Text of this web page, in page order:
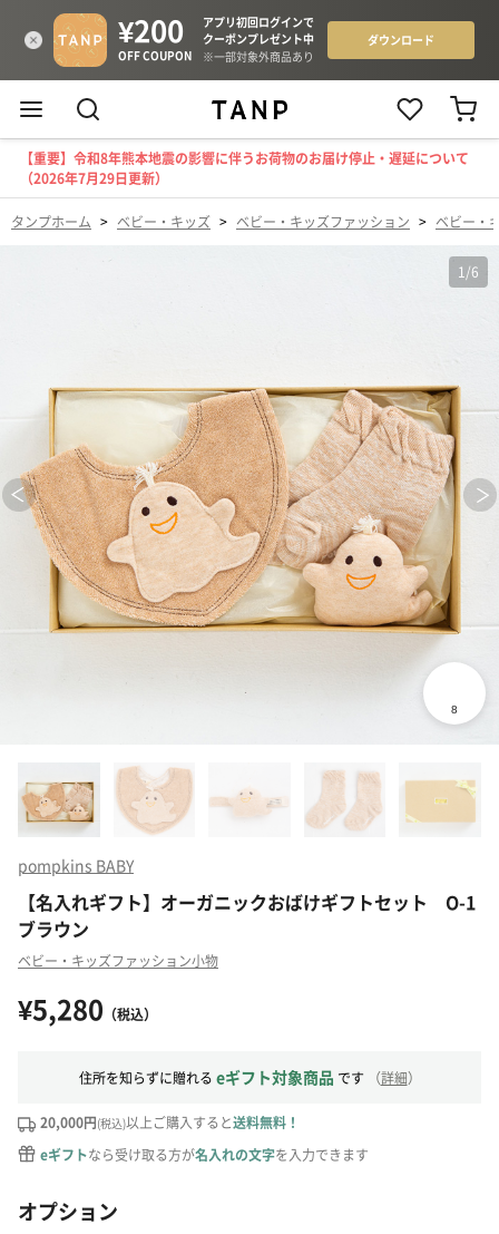
【重要】令和8年熊本地震の影響に伴うお荷物のお届け停止・遅延について
（2026年7月29日更新）
タンプホーム > ベビー・キッズ > ベビー・キッズファッション > ベビー・
1 /6
pompkins BABY
【名入れギフト】オーガニックおばけギフトセット O-1
ブラウン
ベビー・キッズファッション小物
¥5,280 （税込）
住所を知らずに贈れる eギフト対象商品 です （詳細）
20,000円(税込)以上ご購入すると送料無料！
eギフトなら受け取る方が名入れの文字を入力できます
オプション